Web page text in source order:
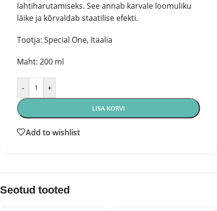
lahtiharutamiseks. See annab karvale loomuliku
läike ja kõrvaldab staatilise efekti.
Tootja: Special One, Itaalia
Maht: 200 ml
- +
LISA KORVI
Add to wishlist
Seotud tooted